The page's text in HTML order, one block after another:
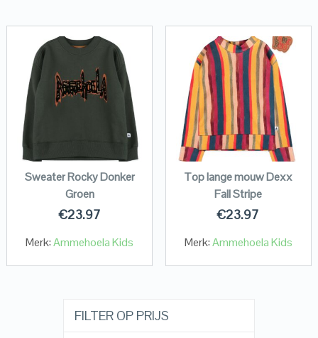
Sweater Rocky Donker
Groen
€23.97
Merk:Ammehoela Kids
Top lange mouw Dexx
Fall Stripe
€23.97
Merk:Ammehoela Kids
FILTER OP PRIJS